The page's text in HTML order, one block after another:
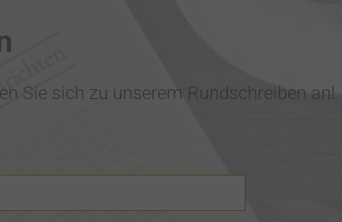
Sie sich zu unserem Rundschreiben an!